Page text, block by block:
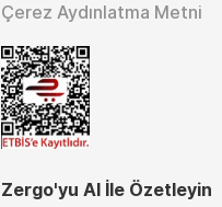
Çerez Aydınlatma Metni
Zergo'yu AI İle Özetleyin